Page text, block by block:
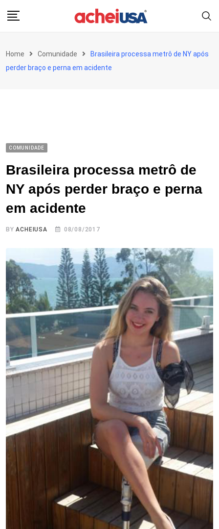
Home Comunidade
Brasileira processa metrô de NY após
perder braço e perna em acidente
COMUNIDADE
Brasileira processa metrô de
NY após perder braço e perna
em acidente
BYACHEIUSA 08/08/2017